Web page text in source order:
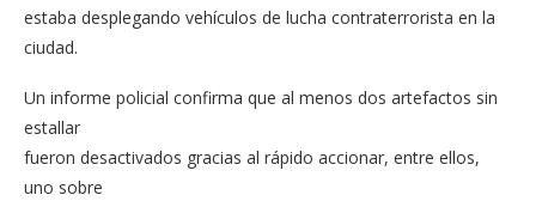
estaba desplegando vehículos de lucha contraterrorista en la
ciudad.
Un informe policial confirma que al menos dos artefactos sin
estallar
fueron desactivados gracias al rápido accionar, entre ellos,
uno sobre